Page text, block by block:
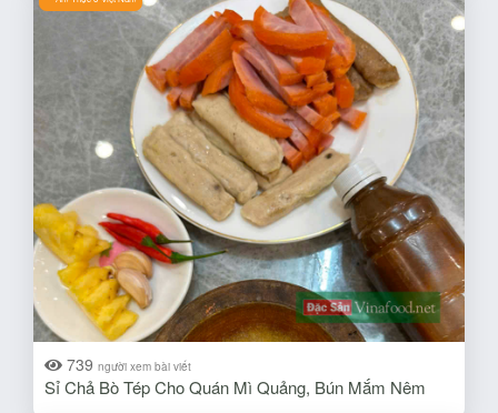
739 người xem bài viết
Sỉ Chả Bò Tép Cho Quán Mì Quảng, Bún Mắm Nêm